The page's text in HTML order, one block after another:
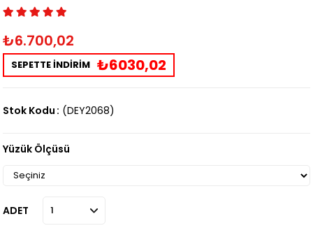
₺6.700,02
SEPETTE İNDİRİM ₺6030,02
Stok Kodu (DEY2068)
Yüzük Ölçüsü
ADET